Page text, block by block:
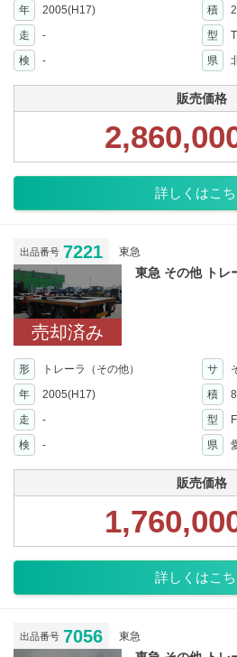
年
2005(H17) 積
走 - 型
検
- 県
販売価格
詳しくはこ
出品番号 7221 東急
売却済み
東急 その他 トレ
形 トレーラ（その他） サ
年
2005(H17) 積
走 - 型
検
- 県
販売価格
詳しくはこ
出品番号 7056 東急